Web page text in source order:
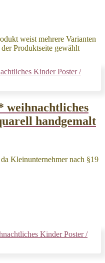
weist mehrere Varianten
Produktseite gewählt
weihnachtliches
handgemalt
Kleinunternehmer nach §19